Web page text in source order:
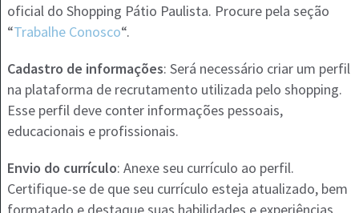
oficial do Shopping Pátio Paulista. Procure pela seção
“Trabalhe Conosco“.
Cadastro de informações: Será necessário criar um perfil
na plataforma de recrutamento utilizada pelo shopping.
Esse perfil deve conter informações pessoais,
educacionais e profissionais.
Envio do currículo: Anexe seu currículo ao perfil.
Certifique-se de que seu currículo esteja atualizado, bem
formatado e destaque suas habilidades e experiências